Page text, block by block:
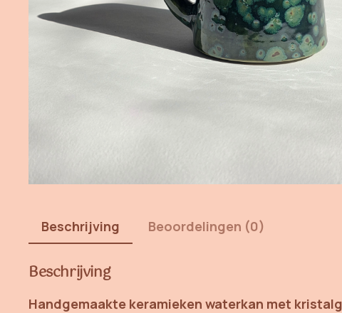
Beschrijving Beoordelingen (0)
Beschrijving
Handgemaakte keramieken waterkan met